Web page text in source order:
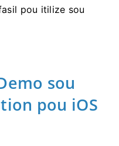
pou itilize sou
sou
pou iOS